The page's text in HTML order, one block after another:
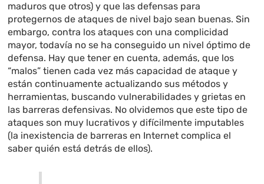
maduros que otros) y que las defensas para
protegernos de ataques de nivel bajo sean buenas. Sin
embargo, contra los ataques con una complicidad
mayor, todavía no se ha conseguido un nivel óptimo de
defensa. Hay que tener en cuenta, además, que los
“malos” tienen cada vez más capacidad de ataque y
están continuamente actualizando sus métodos y
herramientas, buscando vulnerabilidades y grietas en
las barreras defensivas. No olvidemos que este tipo de
ataques son muy lucrativos y difícilmente imputables
(la inexistencia de barreras en Internet complica el
saber quién está detrás de ellos).